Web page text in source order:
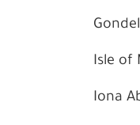
Isle of
Iona